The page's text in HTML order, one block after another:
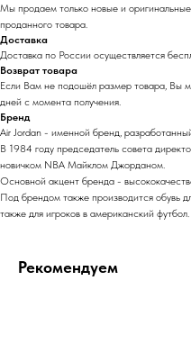
Мы продаем только новые и
проданного товара.
Доставка
Доставка по России осуществляется
Возврат товара
Если Вам не подошёл размер товара, Вы
дней с момента получения.
Бренд
Air Jordan - именной бренд,
В 1984 году председатель совета
новичком NBA Майклом Джорданом.
Основной акцент бренда -
Под брендом также производится обувь
также для игроков в американский футбол.
Рекомендуем